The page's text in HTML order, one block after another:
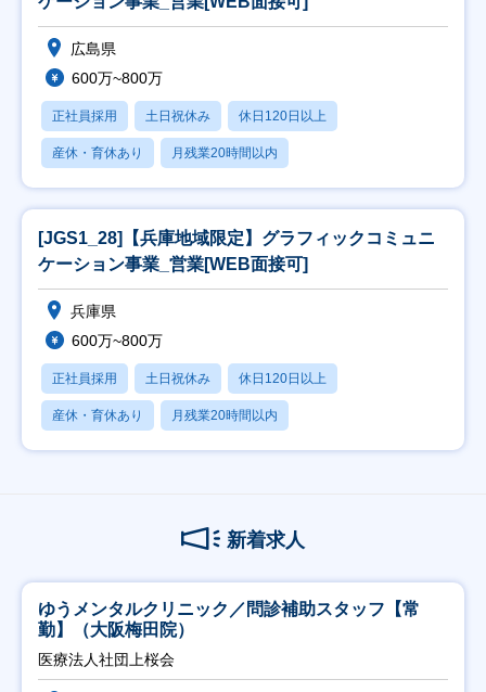
広島県
600万~800万
正社員採用 土日祝休み 休日120日以上
産休・育休あり 月残業20時間以内
[JGS1_28]【兵庫地域限定】グラフィックコミュニ
ケーション事業_営業[WEB面接可]
兵庫県
600万~800万
正社員採用 土日祝休み 休日120日以上
産休・育休あり 月残業20時間以内
新着求人
ゆうメンタルクリニック／問診補助スタッフ【常
勤】（大阪梅田院）
医療法人社団上桜会